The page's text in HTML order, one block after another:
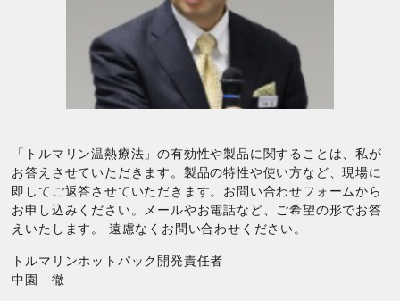
「トルマリン温熱療法」の有効性や製品に関することは、私が
お答えさせていただきます。製品の特性や使い方など、現場に
即してご返答させていただきます。お問い合わせフォームから
お申し込みください。メールやお電話など、ご希望の形でお答
えいたします。 遠慮なくお問い合わせください。
トルマリンホットパック開発責任者
中園 徹